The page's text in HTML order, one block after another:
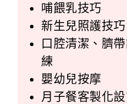
哺餵乳技巧
新生兒照護技巧
口腔清潔、臍
練
嬰幼兒按摩
月子餐客製化